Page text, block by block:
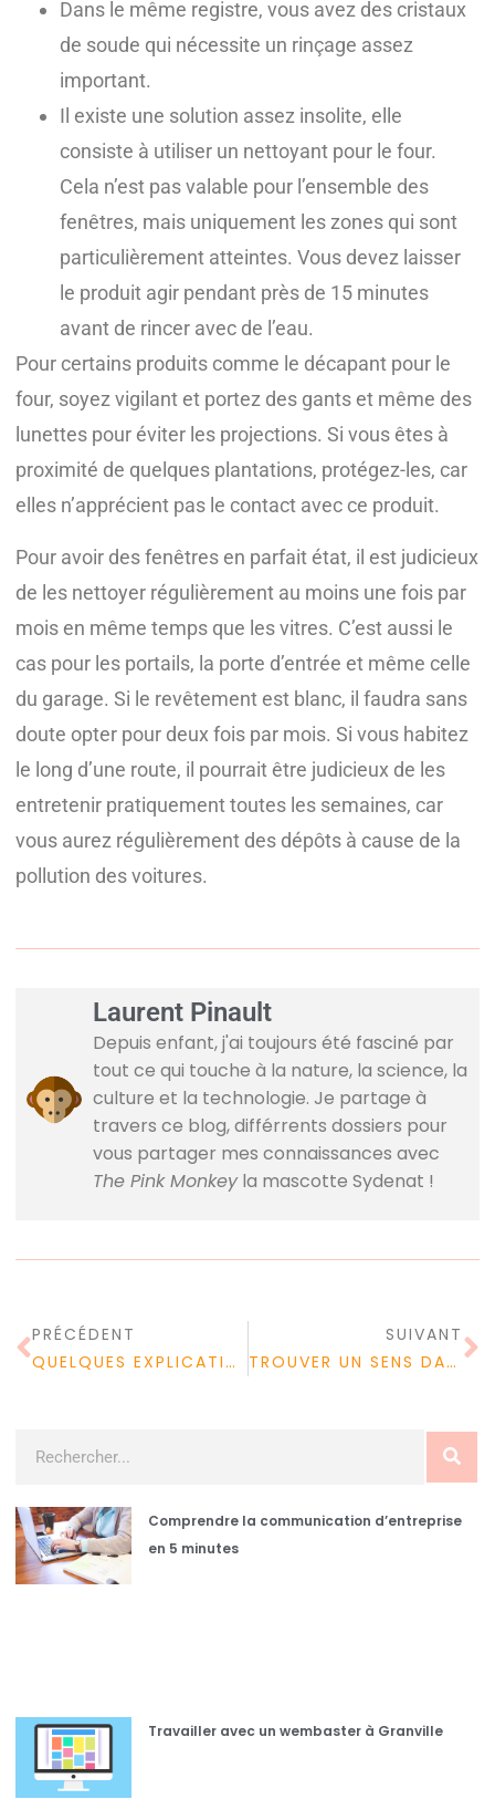
Dans le même registre, vous avez des cristaux
de soude qui nécessite un rinçage assez
important.
Il existe une solution assez insolite, elle
consiste à utiliser un nettoyant pour le four.
Cela n’est pas valable pour l’ensemble des
fenêtres, mais uniquement les zones qui sont
particulièrement atteintes. Vous devez laisser
le produit agir pendant près de 15 minutes
avant de rincer avec de l’eau.
Pour certains produits comme le décapant pour le
four, soyez vigilant et portez des gants et même des
lunettes pour éviter les projections. Si vous êtes à
proximité de quelques plantations, protégez-les, car
elles n’apprécient pas le contact avec ce produit.
Pour avoir des fenêtres en parfait état, il est judicieux
de les nettoyer régulièrement au moins une fois par
mois en même temps que les vitres. C’est aussi le
cas pour les portails, la porte d’entrée et même celle
du garage. Si le revêtement est blanc, il faudra sans
doute opter pour deux fois par mois. Si vous habitez
le long d’une route, il pourrait être judicieux de les
entretenir pratiquement toutes les semaines, car
vous aurez régulièrement des dépôts à cause de la
pollution des voitures.
Laurent Pinault
Depuis enfant, j'ai toujours été fasciné par
tout ce qui touche à la nature, la science, la
culture et la technologie. Je partage à
travers ce blog, différrents dossiers pour
vous partager mes connaissances avec
The Pink Monkeyla mascotte Sydenat !
PRÉCÉDENT
QUELQUES EXPLICATIONS AU SUJET DU NETLINKING
SUIVANT
TROUVER UN SENS DANS SES ÉTUDES : POURQUOI FAVORISER LA MOTIVATION ?
Comprendre la communication d’entreprise
en 5 minutes
Travailler avec un wembaster à Granville